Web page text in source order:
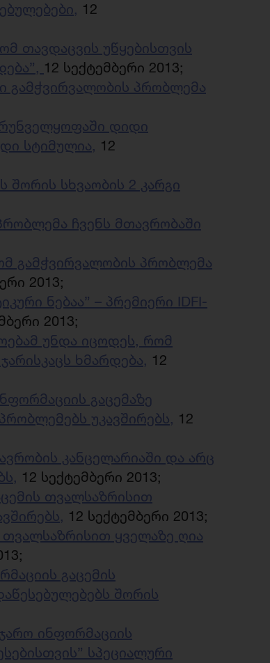
12
თავდაცვის უწყებისთვის
12 სექტემბერი 2013;
გამჭვირვალობის პრობლემა
დიდი
სტიმულია, 12
სხვაობის 2 კარგი
ჩვენს მთავრობაში
გამჭვირვალობის პრობლემა
2013;
ნებაა” – პრემიერი IDFI-
2013;
უნდა იცოდეს, რომ
ხმარდება, 12
გაცემაზე
უკავშირებს, 12
კანცელარიაში და არც
12 სექტემბერი 2013;
თვალსაზრისით
12 სექტემბერი 2013;
თვალსაზრისით ყველაზე ღია
გაცემის
შორის
ინფორმაციის
სპეციალური